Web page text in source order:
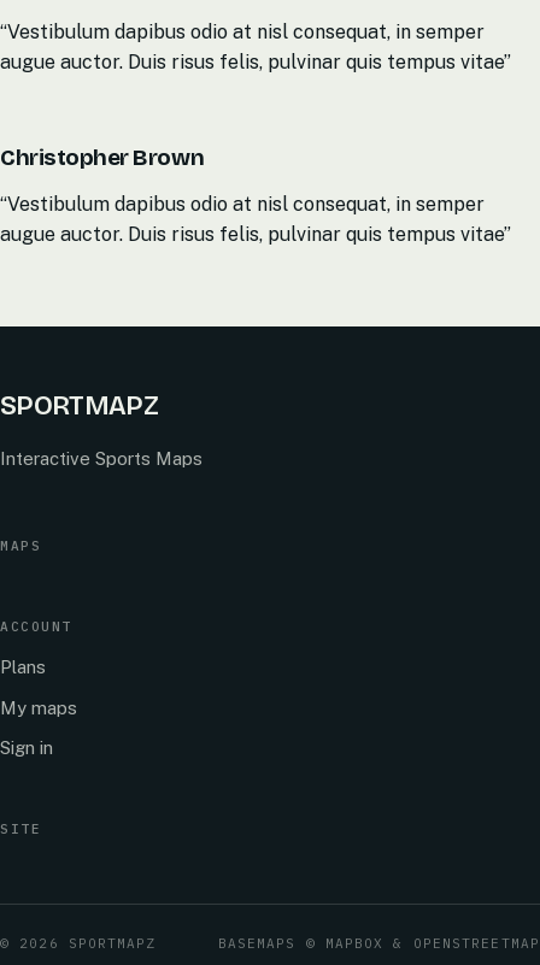
“Vestibulum dapibus odio at nisl consequat, in semper
augue auctor. Duis risus felis, pulvinar quis tempus vitae”
Christopher Brown
“Vestibulum dapibus odio at nisl consequat, in semper
augue auctor. Duis risus felis, pulvinar quis tempus vitae”
SPORTMAPZ
Interactive Sports Maps
MAPS
ACCOUNT
Plans
My maps
Sign in
SITE
© 2026 SPORTMAPZ BASEMAPS © MAPBOX & OPENSTREETMAP